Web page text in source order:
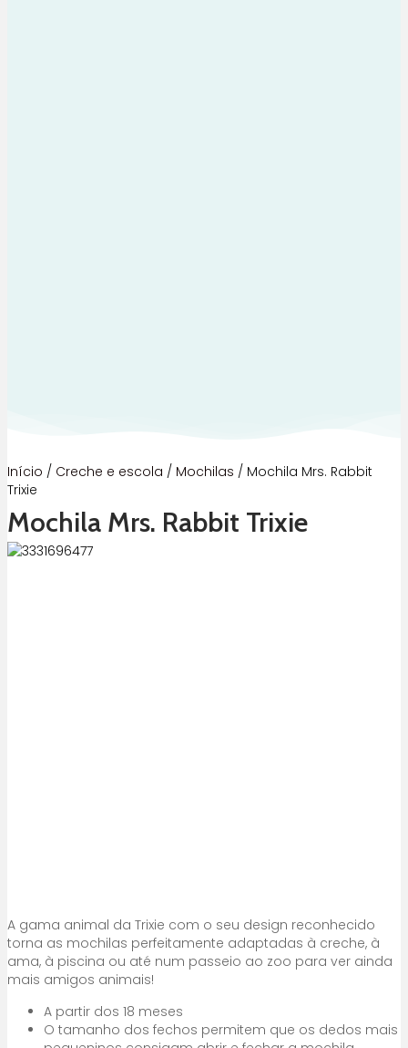
Início / Creche e escola / Mochilas / Mochila Mrs. Rabbit
Trixie
Mochila Mrs. Rabbit Trixie
A gama animal da Trixie com o seu design reconhecido
torna as mochilas perfeitamente adaptadas à creche, à
ama, à piscina ou até num passeio ao zoo para ver ainda
mais amigos animais!
A partir dos 18 meses
O tamanho dos fechos permitem que os dedos mais